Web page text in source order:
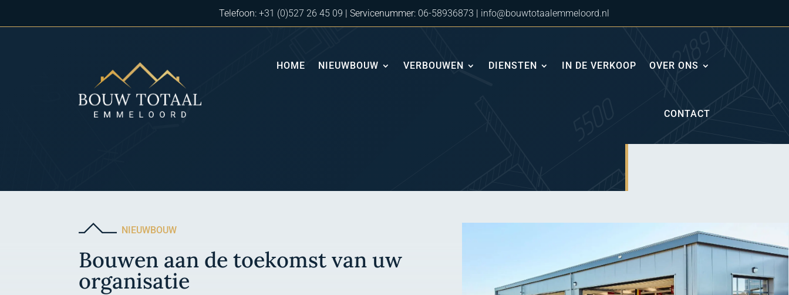
Telefoon:+31 (0)527 26 45 09 | Servicenummer: 06-58936873 | info@bouwtotaalemmeloord.nl
HOME NIEUWBOUW VERBOUWEN DIENSTEN IN DE VERKOOP OVER ONS
CONTACT
NIEUWBOUW
Bouwen aan de toekomst van uw
organisatie